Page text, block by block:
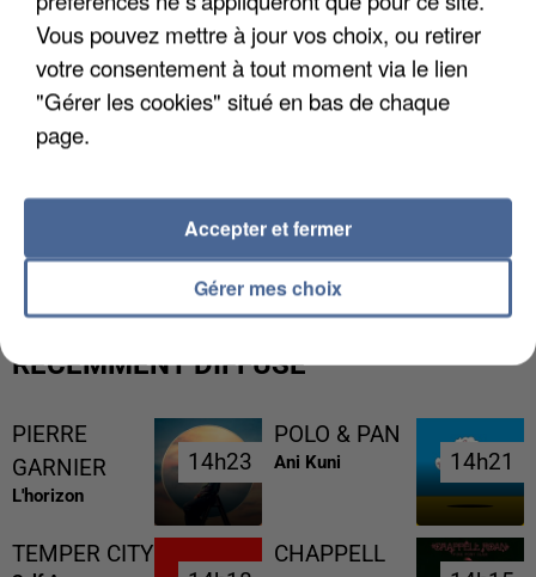
UNE TOURISTE DE L’OISE EMPORTÉE PAR UNE
COULÉE DE BOUE EN HAUTE-SAVOIE
RÉCEMMENT DIFFUSÉ
PIERRE
GARNIER
L'horizon
14h23
14h23
POLO & PAN
Ani Kuni 14h21
14h21
TEMPER CITY
CHAPPELL
Vous pouvez mettre à jour vos choix, ou retirer
votre consentement à tout moment via le lien
"Gérer les cookies" situé en bas de chaque
page.
Gérer mes choix
Accepter et fermer